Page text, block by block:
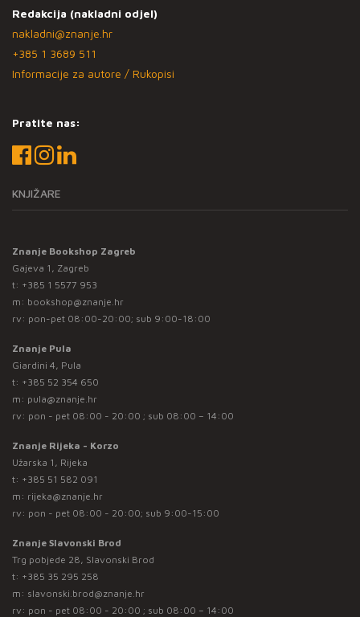
Redakcija (nakladni odjel)
nakladni@znanje.hr
+385 1 3689 511
Informacije za autore / Rukopisi
Pratite nas:
KNJIŽARE
Znanje Bookshop Zagreb
Gajeva 1, Zagreb
t: +385 1 5577 953
m: bookshop@znanje.hr
rv: pon-pet 08:00-20:00; sub 9:00-18:00
Znanje Pula
Giardini 4, Pula
t: +385 52 354 650
m: pula@znanje.hr
rv: pon - pet 08:00 - 20:00 ; sub 08:00 – 14:00
Znanje Rijeka - Korzo
Užarska 1, Rijeka
t: +385 51 582 091
m: rijeka@znanje.hr
rv: pon - pet 08:00 - 20:00; sub 9:00-15:00
Znanje Slavonski Brod
Trg pobjede 28, Slavonski Brod
t: +385 35 295 258
m: slavonski.brod@znanje.hr
rv: pon - pet 08:00 - 20:00 ; sub 08:00 – 14:00